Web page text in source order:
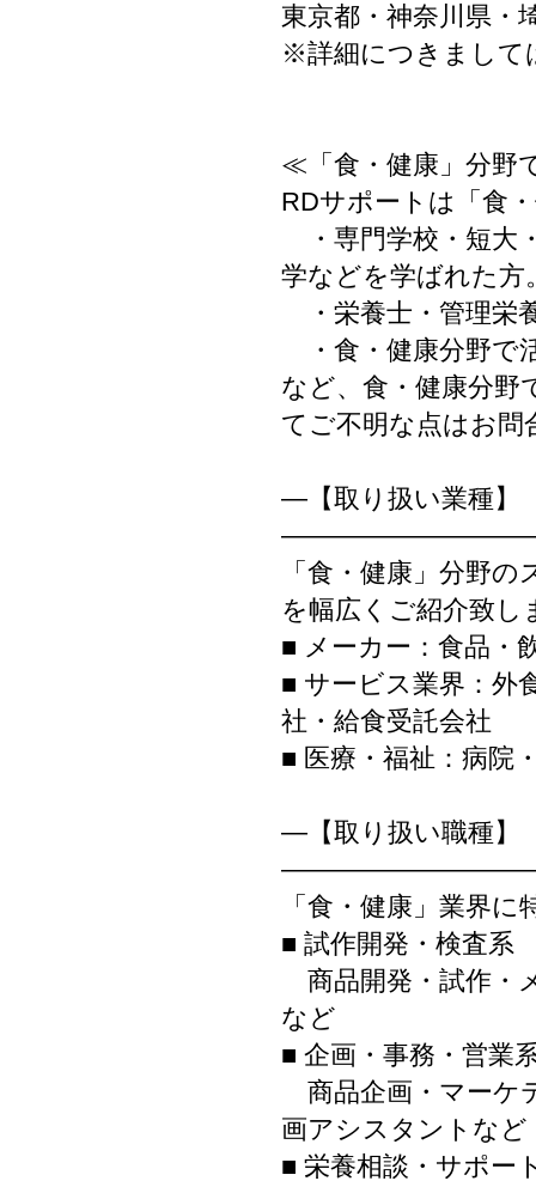
東京都・神奈川県・
※詳細につきまして
≪「食・健康」分野
RDサポートは「食
・専門学校・短大
学などを学ばれた方
・栄養士・管理栄
・食・健康分野で
など、食・健康分野
てご不明な点はお問
―【取り扱い業種】
「食・健康」分野
を幅広くご紹介致し
■ メーカー：食品・
■ サービス業界：外
社・給食受託会社
■ 医療・福祉：病院
―【取り扱い職種】
「食・健康」業界
■ 試作開発・検査系
商品開発・試作・
など
■ 企画・事務・営業
商品企画・マーケ
画アシスタントなど
■ 栄養相談・サポー